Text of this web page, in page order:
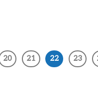
20 21 22 23